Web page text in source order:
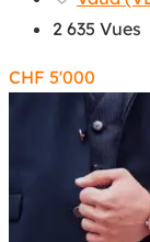
2 635 Vues
CHF 5'000